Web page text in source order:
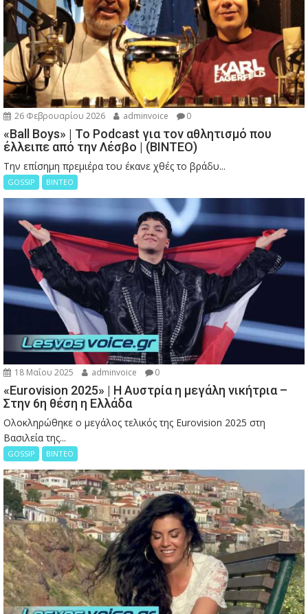
26 Φεβρουαρίου 2026 adminvoice 0
«Ball Boys» | Το Podcast για τον αθλητισμό που
έλλειπε από την Λέσβο | (ΒΙΝΤΕΟ)
Την επίσημη πρεμιέρα του έκανε χθές το βράδυ...
GOSSIP ΒΙΝΤΕΟ
18 Μαΐου 2025 adminvoice 0
«Eurovision 2025» | Η Αυστρία η μεγάλη νικήτρια –
Στην 6η θέση η Ελλάδα
Ολοκληρώθηκε ο μεγάλος τελικός της Eurovision 2025 στη
Βασιλεία της...
GOSSIP ΒΙΝΤΕΟ